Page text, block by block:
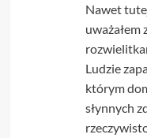
Nawet
Ludzie
którym
słynnych